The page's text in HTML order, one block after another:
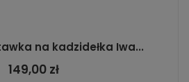
na kadzidełka Iwa...
149,00 zł